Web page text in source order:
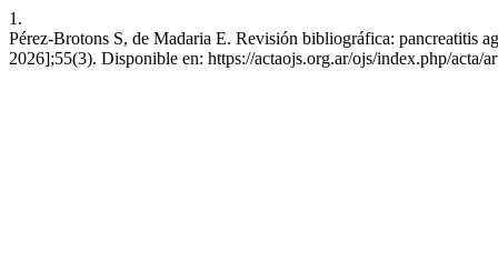
1.
Pérez-Brotons S, de Madaria E. Revisión bibliográfica: pancreatitis
2026];55(3). Disponible en: https://actaojs.org.ar/ojs/index.php/acta/